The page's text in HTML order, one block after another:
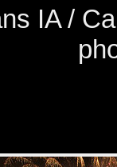
IA /